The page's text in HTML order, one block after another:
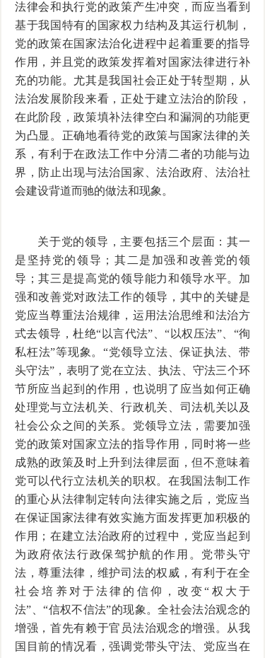
法律会和执行党的政策产生冲突，而应当看到
基于我国特有的国家权力结构及其运行机制，
党的政策在国家法治化进程中起着重要的指导
作用，并且党的政策发挥着对国家法律进行补
充的功能。尤其是我国社会正处于转型期，从
法治发展阶段来看，正处于建立法治的阶段，
在此阶段，政策填补法律空白和漏洞的功能更
为凸显。正确地看待党的政策与国家法律的关
系，有利于在政法工作中分清二者的功能与边
界，防止出现与法治国家、法治政府、法治社
会建设背道而驰的做法和现象。
关于党的领导，主要包括三个层面：其一
是坚持党的领导；其二是加强和改善党的领
导；其三是提高党的领导能力和领导水平。加
强和改善党对政法工作的领导，其中的关键是
党应当尊重法治规律，运用法治思维和法治方
式去领导，杜绝“以言代法”、“以权压法”、“徇
私枉法”等现象。“党领导立法、保证执法、带
头守法”，表明了党在立法、执法、守法三个环
节所应当起到的作用，也说明了应当如何正确
处理党与立法机关、行政机关、司法机关以及
社会公众之间的关系。党领导立法，需要加强
党的政策对国家立法的指导作用，同时将一些
成熟的政策及时上升到法律层面，但不意味着
党可以代行立法机关的职权。在我国法制工作
的重心从法律制定转向法律实施之后，党应当
在保证国家法律有效实施方面发挥更加积极的
作用；在建立法治政府的过程中，党应当起到
为政府依法行政保驾护航的作用。党带头守
法，尊重法律，维护司法的权威，有利于在全
社会培养对于法律的信仰，改变“权大于
法”、“信权不信法”的现象。全社会法治观念的
增强，首先有赖于官员法治观念的增强。从我
国目前的情况看，强调党带头守法、党应当在